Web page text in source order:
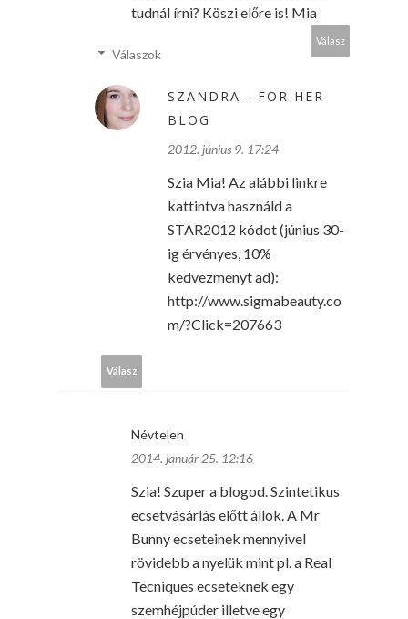
tudnál írni? Köszi előre is! Mia
Válasz
Válaszok
SZANDRA - FOR HER
BLOG
2012. június 9. 17:24
Szia Mia! Az alábbi linkre
kattintva használd a
STAR2012 kódot (június 30-
ig érvényes, 10%
kedvezményt ad):
http://www.sigmabeauty.co
m/?Click=207663
Válasz
Névtelen
2014. január 25. 12:16
Szia! Szuper a blogod. Szintetikus
ecsetvásárlás előtt állok. A Mr
Bunny ecseteinek mennyivel
rövidebb a nyelük mint pl. a Real
Tecniques ecseteknek egy
szemhéjpúder illetve egy